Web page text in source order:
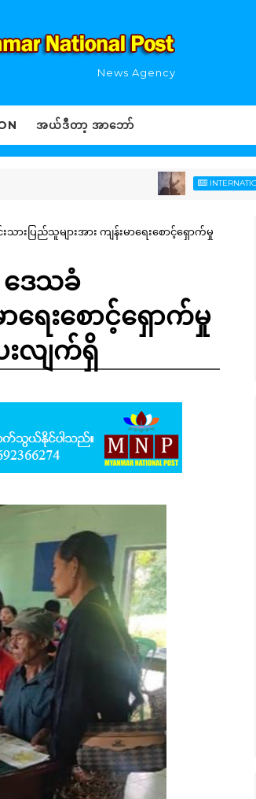
News Agency
အယ်ဒီတာ့ အာဘော်
INTERNATIONAL NEWS
းပြည်သူများအား ကျန်းမာရေးစောင့်ရှောက်မှု
ဒေသခံ
ရေးစောင့်ရှောက်မှု
လျက်ရှိ